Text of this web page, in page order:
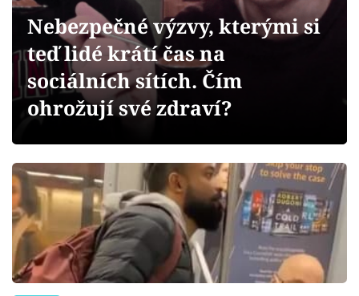
Videa
Sledujte prima+
Sledujte nás
Nebezpečné výzvy, kterými si
teď lidé krátí čas na
sociálních sítích. Čím
ohrožují své zdraví?